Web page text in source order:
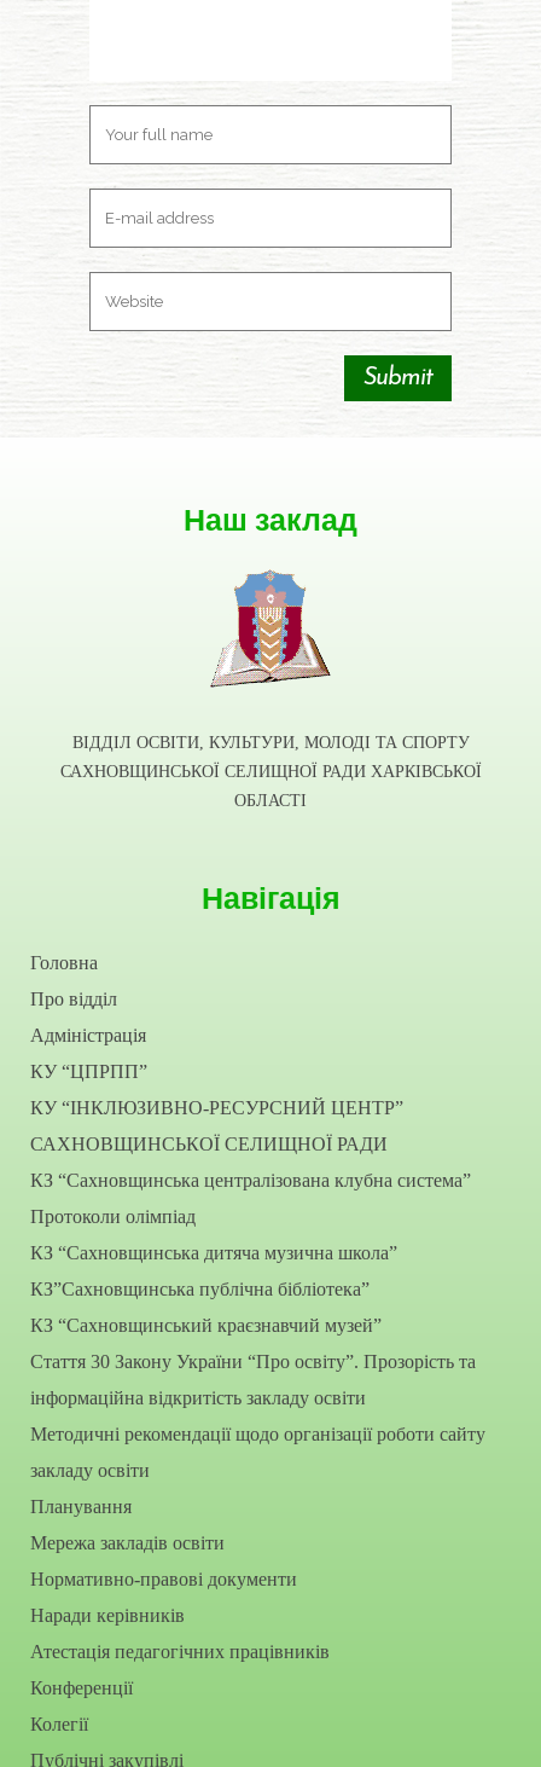
Наш заклад
ВІДДІЛ ОСВІТИ, КУЛЬТУРИ, МОЛОДІ ТА СПОРТУ
САХНОВЩИНСЬКОЇ СЕЛИЩНОЇ РАДИ ХАРКІВСЬКОЇ
ОБЛАСТІ
Навігація
Головна
Про відділ
Адміністрація
КУ “ЦПРПП”
КУ “ІНКЛЮЗИВНО-РЕСУРСНИЙ ЦЕНТР”
САХНОВЩИНСЬКОЇ СЕЛИЩНОЇ РАДИ
КЗ “Сахновщинська централізована клубна система”
Протоколи олімпіад
КЗ “Сахновщинська дитяча музична школа”
КЗ”Сахновщинська публічна бібліотека”
КЗ “Сахновщинський краєзнавчий музей”
Стаття 30 Закону України “Про освіту”. Прозорість та
інформаційна відкритість закладу освіти
Методичні рекомендації щодо організації роботи сайту
закладу освіти
Планування
Мережа закладів освіти
Нормативно-правові документи
Наради керівників
Атестація педагогічних працівників
Конференції
Колегії
Публічні закупівлі